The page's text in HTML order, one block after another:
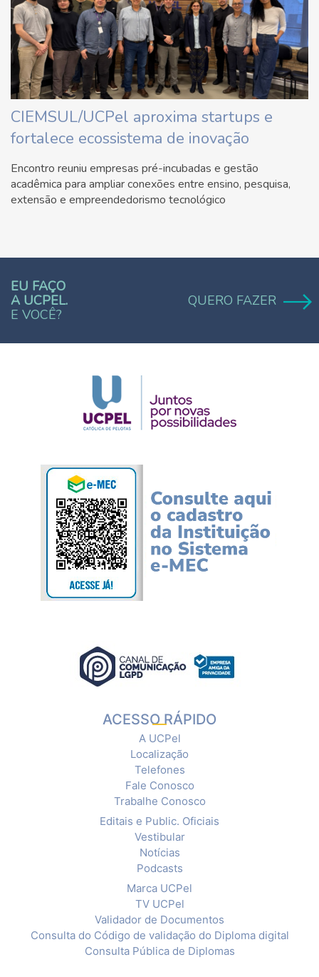
CIEMSUL/UCPel aproxima startups e
fortalece ecossistema de inovação
Encontro reuniu empresas pré-incubadas e gestão
acadêmica para ampliar conexões entre ensino, pesquisa,
extensão e empreendedorismo tecnológico
EU FAÇO
A UCPEL.
E VOCÊ?
QUERO FAZER
ACESSO RÁPIDO
A UCPel
Localização
Telefones
Fale Conosco
Trabalhe Conosco
Editais e Public. Oficiais
Vestibular
Notícias
Podcasts
Marca UCPel
TV UCPel
Validador de Documentos
Consulta do Código de validação do Diploma digital
Consulta Pública de Diplomas